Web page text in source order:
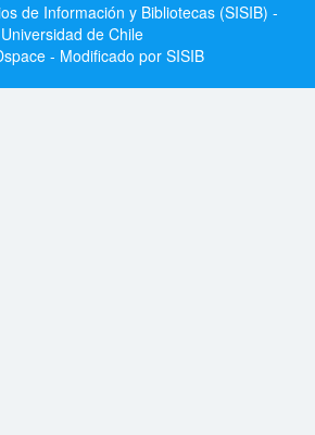
de Información y Bibliotecas (SISIB) -
Universidad de Chile
- Modificado por SISIB